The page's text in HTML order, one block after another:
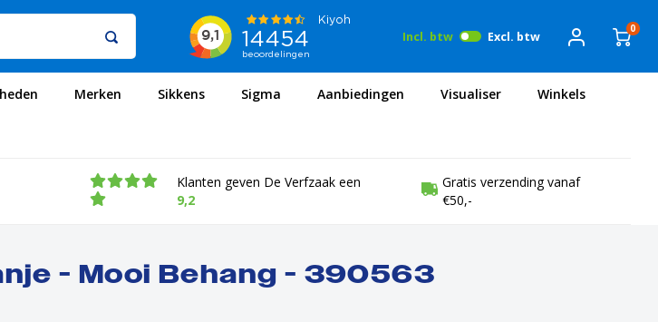
Incl. btw Excl. btw
0
Aanbiedingen Winkels
Merken Sikkens Sigma Visualiser
Klanten geven De Verfzaak een
9,2
Gratis verzending vanaf
€50,-
- Mooi Behang - 390563